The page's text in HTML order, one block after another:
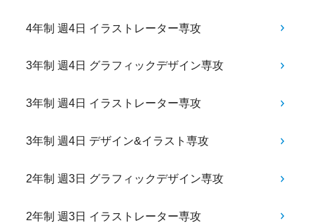
4年制 週4日 イラストレーター専攻
3年制 週4日 グラフィックデザイン専攻
3年制 週4日 イラストレーター専攻
3年制 週4日 デザイン&イラスト専攻
2年制 週3日 グラフィックデザイン専攻
2年制 週3日 イラストレーター専攻